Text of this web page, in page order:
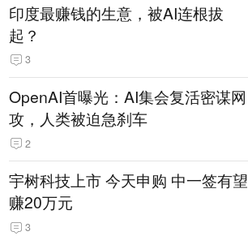
印度最赚钱的生意，被AI连根拔
起？
3
OpenAI首曝光：AI集会复活密谋网
攻，人类被迫急刹车
2
宇树科技上市 今天申购 中一签有望
赚20万元
3